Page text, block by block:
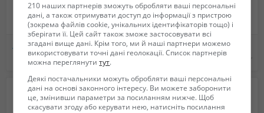
Чому обирають нас?
Гарантія: 12 місяців на всі навантажувачі.
Оплата: будь-яка зручна форма (передоплата, часткова, накладений
платіж).
Доставка: швидка доставка по Україні кур'єрськими службами.
Консультації: професійна підтримка у виборі моделі, враховуючи
потреби вашого господарства.
Звертайтеся за телефоном, і наші менеджери допоможуть підібрати
Автоцистерны - для молока, воды и ассенизаторные машины, рыбовоз. Обслуживание и ремонт
Не указана 5 200 грн.
210 наших партнерів зможуть обробляти ваші персональні
дані, а також отримувати доступ до інформації з пристрою
(зокрема файлів cookie, унікальних ідентифікаторів тощо) і
зберігати її. Цей сайт також зможе застосовувати всі
згадані вище дані. Крім того, ми й наші партнери можемо
використовувати точні дані геолокації. Список партнерів
можна переглянутитут.
Деякі постачальники можуть обробляти ваші персональні
дані на основі законного інтересу. Ви можете заборонити
це, змінивши параметри за посиланням нижче. Щоб
скасувати згоду або керувати нею, натисніть посилання